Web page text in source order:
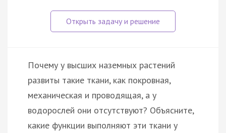
Почему у высших наземных растений
развиты такие ткани, как покровная,
механическая и проводящая, а у
водорослей они отсутствуют? Объясните,
какие функции выполняют эти ткани у